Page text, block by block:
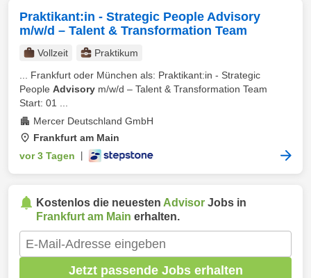
Praktikant:in - Strategic People Advisory
m/w/d – Talent & Transformation Team
Vollzeit
Praktikum
... Frankfurt oder München als: Praktikant:in - Strategic
People Advisory m/w/d – Talent & Transformation Team
Start: 01 ...
Mercer Deutschland GmbH
Frankfurt am Main
vor 3 Tagen
Kostenlos die neuesten Advisor Jobs in
Frankfurt am Main erhalten.
Jetzt passende Jobs erhalten